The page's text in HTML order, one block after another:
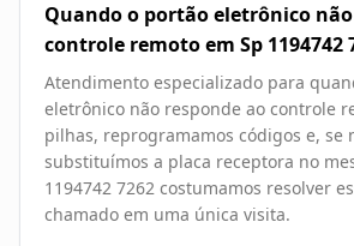
Quando o portão eletrônico
controle remoto em Sp 1194742
Atendimento especializado para
eletrônico não responde ao controle
pilhas, reprogramamos códigos e, se
substituímos a placa receptora no
1194742 7262 costumamos resolver
chamado em uma única visita.